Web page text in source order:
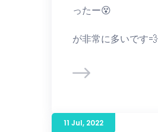
ったー😵
が非常に多いです💨
11 Jul, 2022